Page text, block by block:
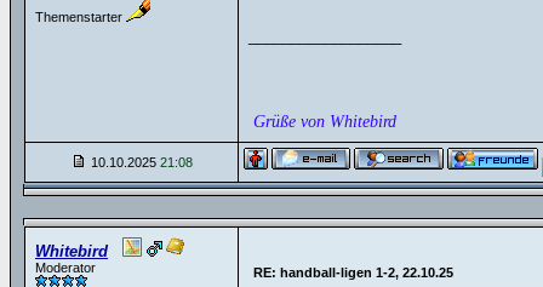
Themenstarter
Grüße von Whitebird
10.10.2025 21:08
Whitebird
Moderator RE: handball-ligen 1-2, 22.10.25